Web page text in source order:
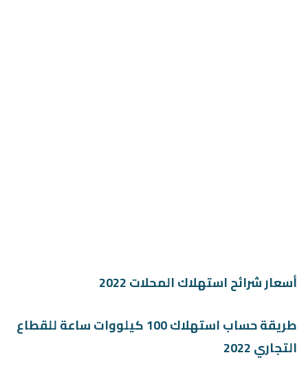
أسعار شرائح استهلاك المحلات 2022
طريقة حساب استهلاك 100 كيلووات ساعة للقطاع
التجاري 2022